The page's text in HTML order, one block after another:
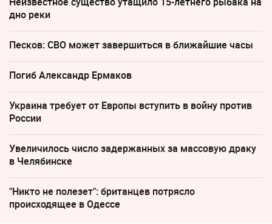
дно реки
Песков: СВО может завершиться в ближайшие часы
Погиб Александр Ермаков
Украина требует от Европы вступить в войну против
России
Увеличилось число задержанных за массовую драку
в Челябинске
"Никто не полезет": британцев потрясло
происходящее в Одессе